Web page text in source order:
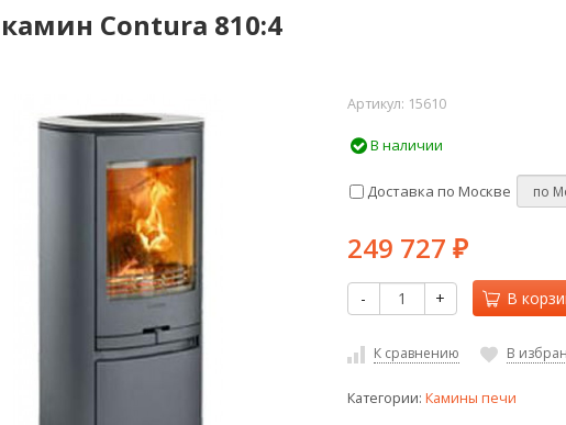
Contura 810:4
Артикул: 15610
В наличии
Доставка по Москве
249 727 ₽
- + В
К сравнению В
Категории: Камины печи